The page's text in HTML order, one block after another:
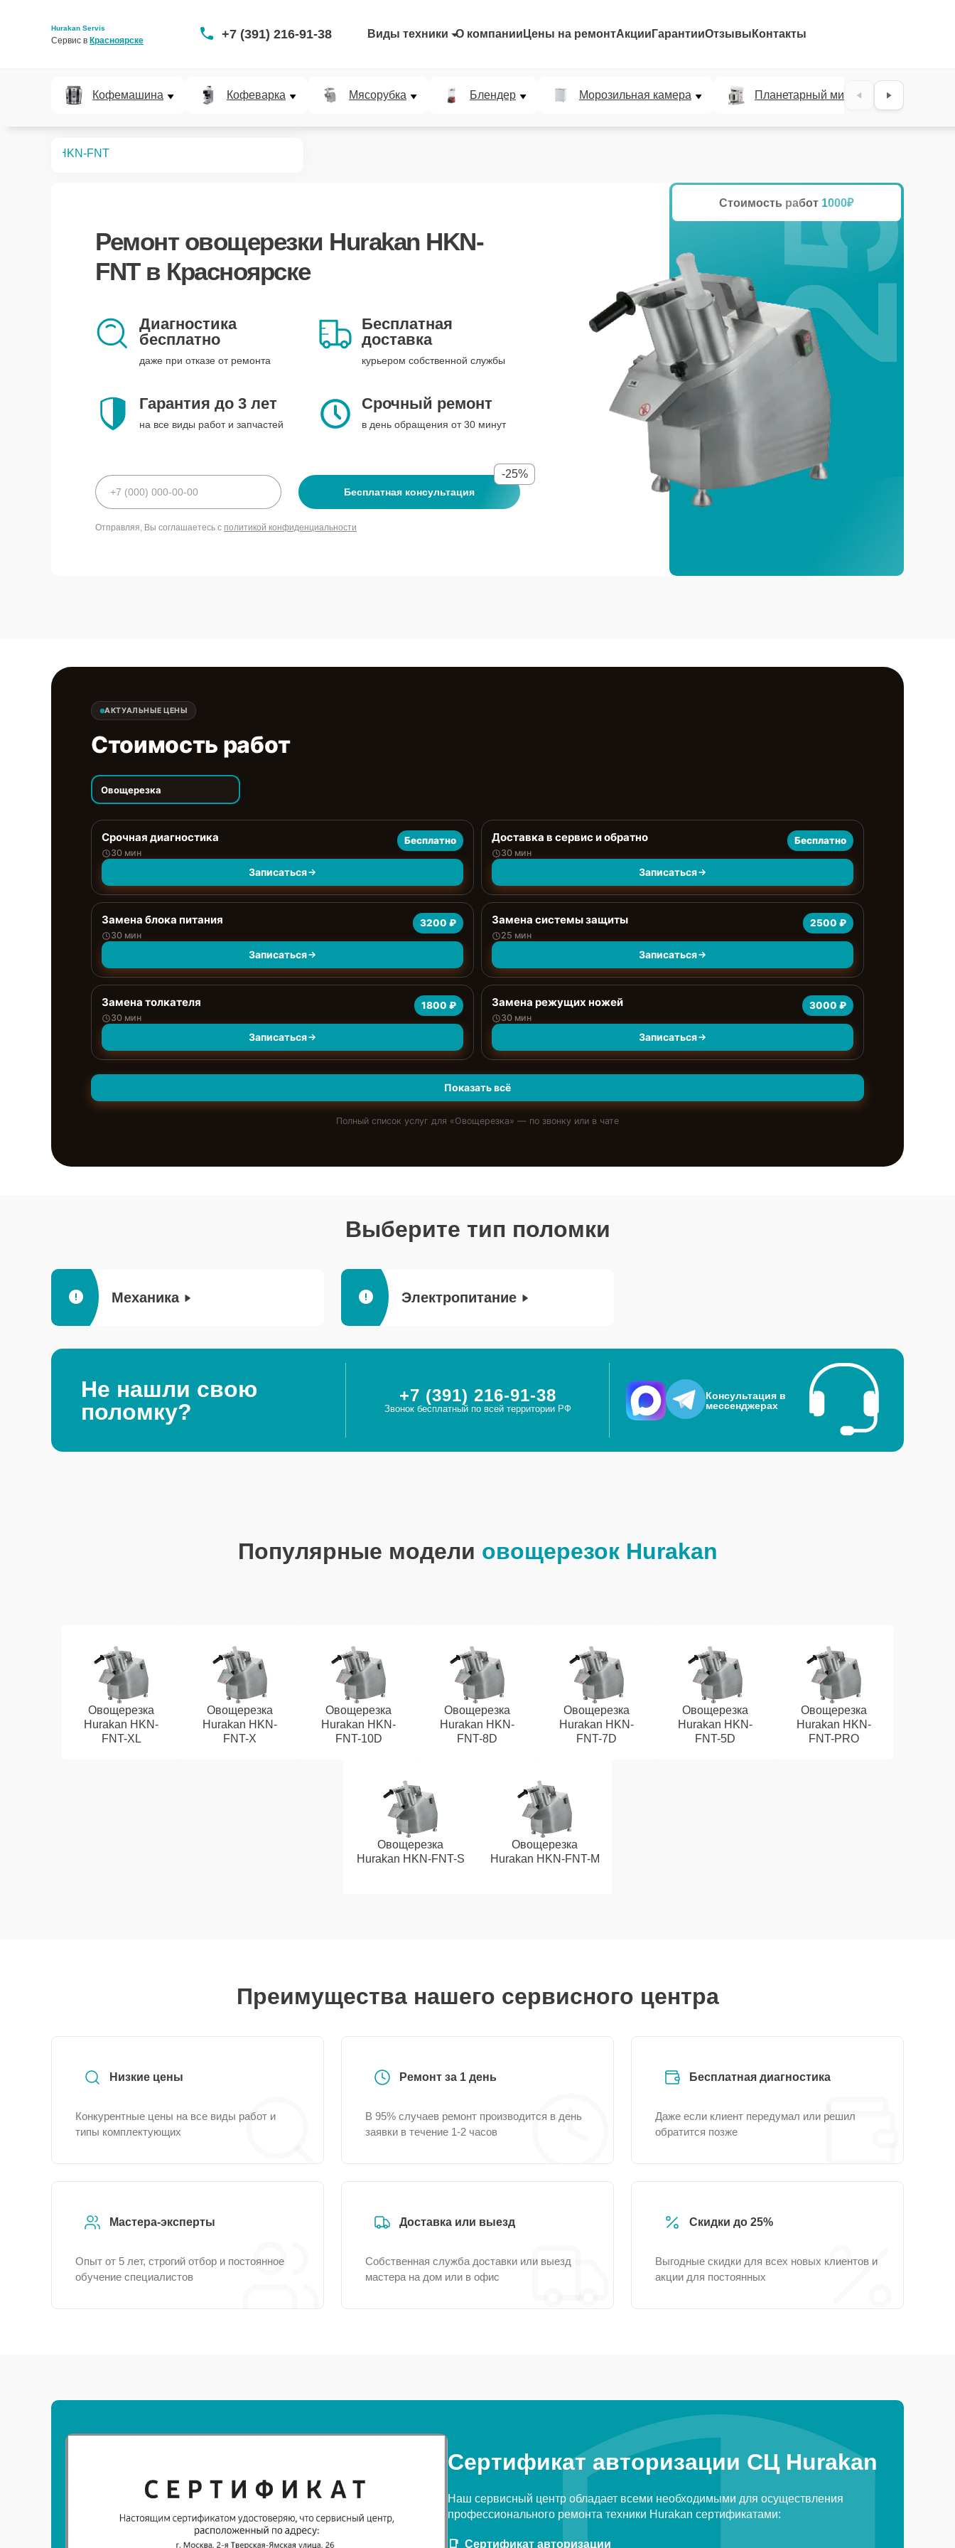
Hurakan Servis
Сервис в Красноярске +7 (391) 216-91-38 Виды техники О компании Цены на ремонтАкции ГарантииОтзывы Контакты
Кофемашина Кофеварка Мясорубка Блендер Морозильная камера Планетарный миксер
HKN-FNT
Ремонт овощерезки Hurakan HKN-
FNTв Красноярске
Диагностика
бесплатно
даже при отказе от ремонта
Бесплатная
доставка
курьером собственной службы
Гарантия до 3 лет
на все виды работ и запчастей
Срочный ремонт
в день обращения от 30 минут
Бесплатная консультация
-25%
Отправляя, Вы соглашаетесь с политикой конфиденциальности
Стоимость работ 1000₽
25%
АКТУАЛЬНЫЕ ЦЕНЫ
Стоимость работ
Овощерезка
Срочная диагностика
30 мин
Бесплатно
Записаться
Доставка в сервис и обратно
30 мин
Бесплатно
Записаться
Замена блока питания
30 мин
3200 ₽
Записаться
Замена системы защиты
25 мин
2500 ₽
Записаться
Замена толкателя
30 мин
1800 ₽
Записаться
Замена режущих ножей
30 мин
3000 ₽
Записаться
Показать всё
Полный список услуг для «Овощерезка» — по звонку или в чате
Выберите тип поломки
Механика Электропитание
Не нашли свою
поломку?
+7 (391) 216-91-38
Звонок бесплатный по всей территории РФ
Консультация в
мессенджерах
Популярные модели овощерезок Hurakan
Овощерезка
Hurakan HKN-
FNT-XL
Овощерезка
Hurakan HKN-
FNT-X
Овощерезка
Hurakan HKN-
FNT-10D
Овощерезка
Hurakan HKN-
FNT-8D
Овощерезка
Hurakan HKN-
FNT-7D
Овощерезка
Hurakan HKN-
FNT-5D
Овощерезка
Hurakan HKN-
FNT-PRO
Овощерезка
Hurakan HKN-FNT-S
Овощерезка
Hurakan HKN-FNT-M
Преимущества нашего сервисного центра
Низкие цены
Конкурентные цены на все виды работ и
типы комплектующих
Ремонт за 1 день
В 95% случаев ремонт производится в день
заявки в течение 1-2 часов
Бесплатная диагностика
Даже если клиент передумал или решил
обратится позже
Мастера-эксперты
Опыт от 5 лет, строгий отбор и постоянное
обучение специалистов
Доставка или выезд
Собственная служба доставки или выезд
мастера на дом или в офис
Скидки до 25%
Выгодные скидки для всех новых клиентов и
акции для постоянных
Сертификат авторизации СЦ Hurakan
Наш сервисный центр обладает всеми необходимыми для осуществления
профессионального ремонта техники Hurakan сертификатами:
Сертификат авторизации